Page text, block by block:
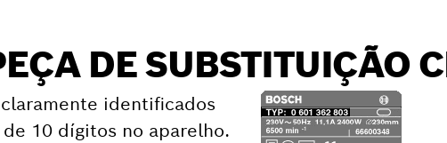
DE SUBSTITUIÇÃO
identificados
10 dígitos no aparelho.